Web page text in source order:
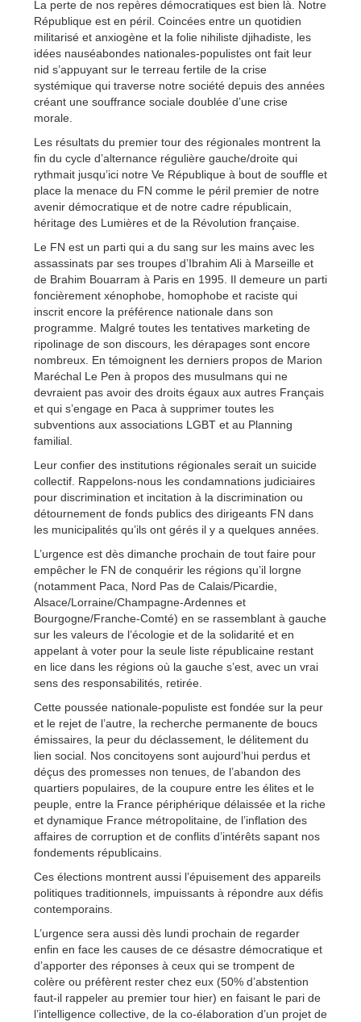
La perte de nos repères démocratiques est bien là. Notre
République est en péril. Coincées entre un quotidien
militarisé et anxiogène et la folie nihiliste djihadiste, les
idées nauséabondes nationales-populistes ont fait leur
nid s’appuyant sur le terreau fertile de la crise
systémique qui traverse notre société depuis des années
créant une souffrance sociale doublée d’une crise
morale.
Les résultats du premier tour des régionales montrent la
fin du cycle d’alternance régulière gauche/droite qui
rythmait jusqu’ici notre Ve République à bout de souffle et
place la menace du FN comme le péril premier de notre
avenir démocratique et de notre cadre républicain,
héritage des Lumières et de la Révolution française.
Le FN est un parti qui a du sang sur les mains avec les
assassinats par ses troupes d’Ibrahim Ali à Marseille et
de Brahim Bouarram à Paris en 1995. Il demeure un parti
foncièrement xénophobe, homophobe et raciste qui
inscrit encore la préférence nationale dans son
programme. Malgré toutes les tentatives marketing de
ripolinage de son discours, les dérapages sont encore
nombreux. En témoignent les derniers propos de Marion
Maréchal Le Pen à propos des musulmans qui ne
devraient pas avoir des droits égaux aux autres Français
et qui s’engage en Paca à supprimer toutes les
subventions aux associations LGBT et au Planning
familial.
Leur confier des institutions régionales serait un suicide
collectif. Rappelons-nous les condamnations judiciaires
pour discrimination et incitation à la discrimination ou
détournement de fonds publics des dirigeants FN dans
les municipalités qu’ils ont gérés il y a quelques années.
L’urgence est dès dimanche prochain de tout faire pour
empêcher le FN de conquérir les régions qu’il lorgne
(notamment Paca, Nord Pas de Calais/Picardie,
Alsace/Lorraine/Champagne-Ardennes et
Bourgogne/Franche-Comté) en se rassemblant à gauche
sur les valeurs de l’écologie et de la solidarité et en
appelant à voter pour la seule liste républicaine restant
en lice dans les régions où la gauche s’est, avec un vrai
sens des responsabilités, retirée.
Cette poussée nationale-populiste est fondée sur la peur
et le rejet de l’autre, la recherche permanente de boucs
émissaires, la peur du déclassement, le délitement du
lien social. Nos concitoyens sont aujourd’hui perdus et
déçus des promesses non tenues, de l’abandon des
quartiers populaires, de la coupure entre les élites et le
peuple, entre la France périphérique délaissée et la riche
et dynamique France métropolitaine, de l’inflation des
affaires de corruption et de conflits d’intérêts sapant nos
fondements républicains.
Ces élections montrent aussi l’épuisement des appareils
politiques traditionnels, impuissants à répondre aux défis
contemporains.
L’urgence sera aussi dès lundi prochain de regarder
enfin en face les causes de ce désastre démocratique et
d’apporter des réponses à ceux qui se trompent de
colère ou préfèrent rester chez eux (50% d’abstention
faut-il rappeler au premier tour hier) en faisant le pari de
l’intelligence collective, de la co-élaboration d’un projet de